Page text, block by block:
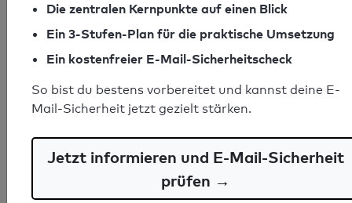
SPF-Check bestanden
Ihr SPF-Record Prüfergebnis
SPF-Record gefunden
Syntaxprüfung: 0 Fehler
E-Mail-Spoofingschutz: Gut
Die zentralen Kernpunkte auf einen Blick
Ein 3-Stufen-Plan für die praktische Umsetzung
Ein kostenfreier E-Mail-Sicherheitscheck
So bist du bestens vorbereitet und kannst deine E-
Mail-Sicherheit jetzt gezielt stärken.
Jetzt informieren und E-Mail-Sicherheit
prüfen →